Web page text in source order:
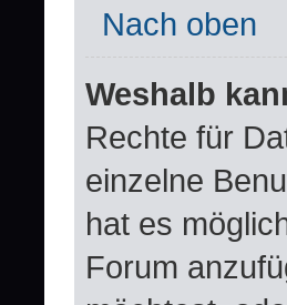
Nach oben
Weshalb
Rechte für
einzelne
hat es
Forum